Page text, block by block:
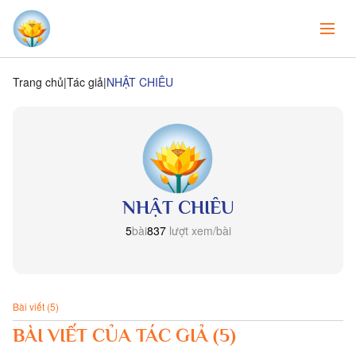
Trang chủ Tác giả NHẬT CHIÊU
NHẬT CHIÊU
5bài837lượt xem/bài
Bài viết (5)
BÀI VIẾT CỦA TÁC GIẢ (5)